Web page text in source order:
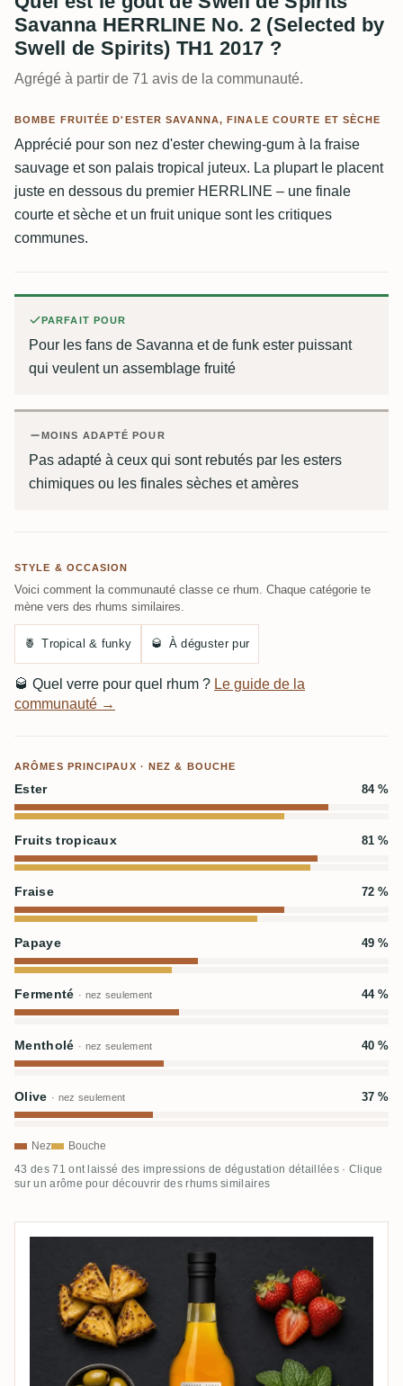
Savanna HERRLINE No. 2 (Selected by
Swell de Spirits) TH1 2017 ?
Agrégé à partir de 71 avis de la communauté.
BOMBE FRUITÉE D'ESTER SAVANNA, FINALE COURTE ET SÈCHE
Apprécié pour son nez d'ester chewing-gum à la fraise
sauvage et son palais tropical juteux. La plupart le placent
juste en dessous du premier HERRLINE – une finale
courte et sèche et un fruit unique sont les critiques
communes.
PARFAIT POUR
Pour les fans de Savanna et de funk ester puissant
qui veulent un assemblage fruité
MOINS ADAPTÉ POUR
Pas adapté à ceux qui sont rebutés par les esters
chimiques ou les finales sèches et amères
STYLE & OCCASION
Voici comment la communauté classe ce rhum. Chaque catégorie te
mène vers des rhums similaires.
🍍 Tropical & funky 🥃 À déguster pur
🥃 Quel verre pour quel rhum ? Le guide de la
communauté →
ARÔMES PRINCIPAUX · NEZ & BOUCHE
Ester 84 %
Fruits tropicaux 81 %
Fraise 72 %
Papaye 49 %
Fermenté · nez seulement 44 %
Mentholé · nez seulement 40 %
Olive · nez seulement 37 %
Nez Bouche
43 des 71 ont laissé des impressions de dégustation détaillées · Clique
sur un arôme pour découvrir des rhums similaires